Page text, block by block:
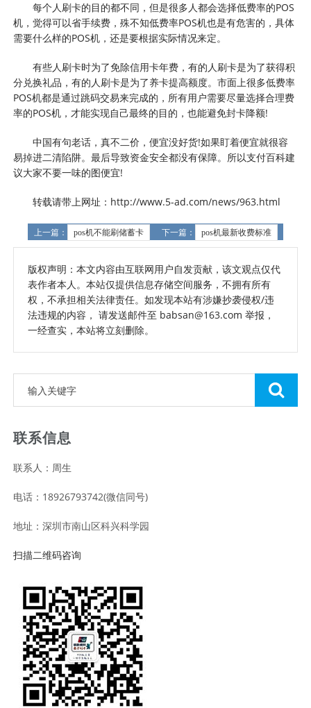
每个人刷卡的目的都不同，但是很多人都会选择低费率的POS
机，觉得可以省手续费，殊不知低费率POS机也是有危害的，具体
需要什么样的POS机，还是要根据实际情况来定。
有些人刷卡时为了免除信用卡年费，有的人刷卡是为了获得积
分兑换礼品，有的人刷卡是为了养卡提高额度。市面上很多低费率
POS机都是通过跳码交易来完成的，所有用户需要尽量选择合理费
率的POS机，才能实现自己最终的目的，也能避免封卡降额!
中国有句老话，真不二价，便宜没好货!如果盯着便宜就很容
易掉进二清陷阱。最后导致资金安全都没有保障。所以支付百科建
议大家不要一味的图便宜!
转载请带上网址：http://www.5-ad.com/news/963.html
上一篇： pos机不能刷储蓄卡 下一篇： pos机最新收费标准
版权声明：本文内容由互联网用户自发贡献，该文观点仅代
表作者本人。本站仅提供信息存储空间服务，不拥有所有
权，不承担相关法律责任。如发现本站有涉嫌抄袭侵权/违
法违规的内容， 请发送邮件至 babsan@163.com 举报，
一经查实，本站将立刻删除。
联系信息
联系人：周生
电话：18926793742(微信同号)
地址：深圳市南山区科兴科学园
扫描二维码咨询